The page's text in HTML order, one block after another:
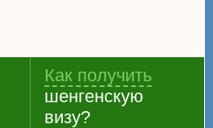
Как получить
шенгенскую
визу?